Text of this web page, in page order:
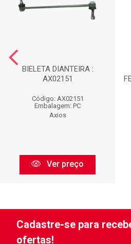
BIELETA DIANTEIRA :
AX02151
Código: AX02151
Embalagem: PC
Axios
Ver preço
Cadastre-se para
ofertas!